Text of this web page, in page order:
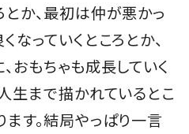
か、最初は仲が悪かっ
なっていくところとか、
おもちゃも成長していく
生まで描かれているとこ
す。結局やっぱり一言